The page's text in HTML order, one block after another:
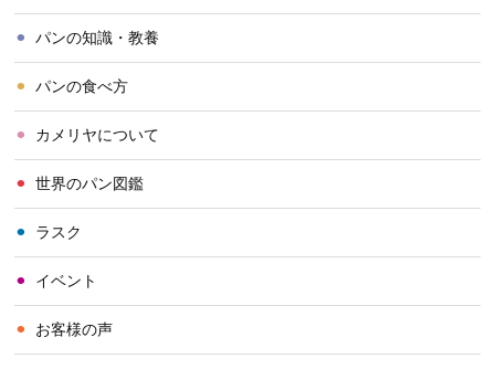
⚫︎ パンの知識・教養
⚫︎ パンの食べ方
⚫︎ カメリヤについて
⚫︎ 世界のパン図鑑
⚫︎ ラスク
⚫︎ イベント
⚫︎ お客様の声